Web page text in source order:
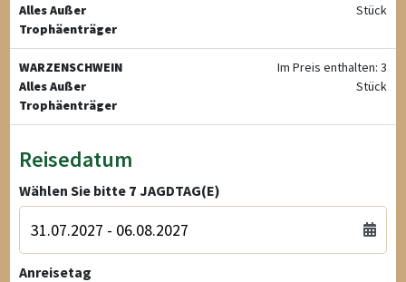
Alles Außer
Trophäenträger
Stück
WARZENSCHWEIN
Alles Außer
Trophäenträger
Im Preis enthalten: 3
Stück
Reisedatum
Wählen Sie bitte 7 JAGDTAG(E)
Anreisetag